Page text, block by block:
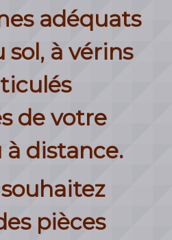
adéquats
sol, à vérins
de votre
distance.
pièces